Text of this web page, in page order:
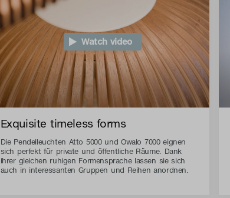
Watch video
Exquisite timeless forms
Die Pendelleuchten Atto 5000 und Owalo 7000 eignen
sich perfekt für private und öffentliche Räume. Dank
ihrer gleichen ruhigen Formensprache lassen sie sich
auch in interessanten Gruppen und Reihen anordnen.